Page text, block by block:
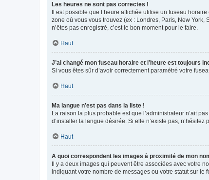
Les heures ne sont pas correctes !
Il est possible que l’heure affichée utilise un fuseau
zone où vous vous trouvez (ex : Londres, Paris, New
n’êtes pas enregistré, c’est le bon moment pour le faire.
Haut
J’ai changé mon fuseau horaire et l’heure est toujours
Si vous êtes sûr d’avoir correctement paramétré votre
Haut
Ma langue n’est pas dans la liste !
La raison la plus probable est que l’administrateur n’ait
d’installer la langue désirée. Si elle n’existe pas,
Haut
A quoi correspondent les images à proximité de mon
Il y a deux images qui peuvent être associées avec votre
indiquant votre nombre de messages ou votre statut sur le